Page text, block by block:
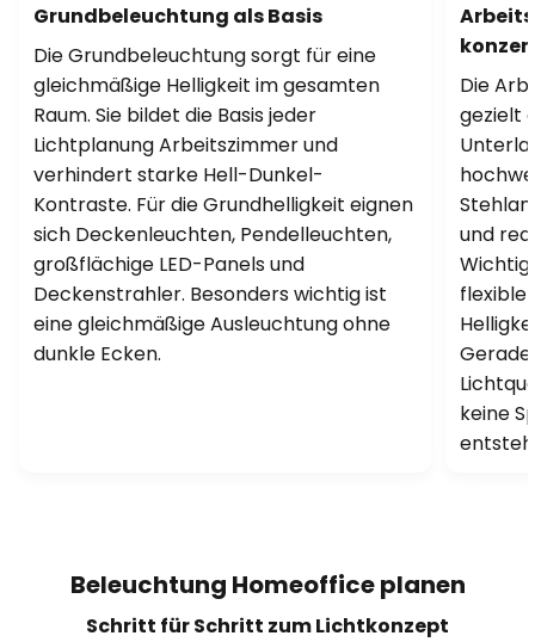
Grundbeleuchtung als Basis
Die Grundbeleuchtung sorgt für eine
gleichmäßige Helligkeit im gesamten
Raum. Sie bildet die Basis jeder
Lichtplanung Arbeitszimmer und
verhindert starke Hell-Dunkel-
Kontraste. Für die Grundhelligkeit eignen
sich Deckenleuchten, Pendelleuchten,
großflächige LED-Panels und
Deckenstrahler. Besonders wichtig ist
eine gleichmäßige Ausleuchtung ohne
dunkle Ecken.
Die
gezielt
und
Wichtig
flexible
keine
Beleuchtung Homeoffice planen
Schritt für Schritt zum Lichtkonzept